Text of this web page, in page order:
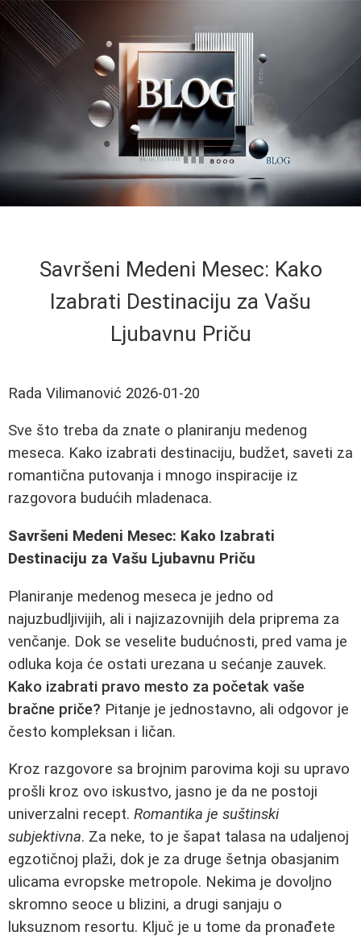
Savršeni Medeni Mesec: Kako
Izabrati Destinaciju za Vašu
Ljubavnu Priču
Rada Vilimanović 2026-01-20
Sve što treba da znate o planiranju medenog
meseca. Kako izabrati destinaciju, budžet, saveti za
romantična putovanja i mnogo inspiracije iz
razgovora budućih mladenaca.
Savršeni Medeni Mesec: Kako Izabrati
Destinaciju za Vašu Ljubavnu Priču
Planiranje medenog meseca je jedno od
najuzbudljivijih, ali i najizazovnijih dela priprema za
venčanje. Dok se veselite budućnosti, pred vama je
odluka koja će ostati urezana u sećanje zauvek.
Kako izabrati pravo mesto za početak vaše
bračne priče? Pitanje je jednostavno, ali odgovor je
često kompleksan i ličan.
Kroz razgovore sa brojnim parovima koji su upravo
prošli kroz ovo iskustvo, jasno je da ne postoji
univerzalni recept. Romantika je suštinski
subjektivna. Za neke, to je šapat talasa na udaljenoj
egzotičnoj plaži, dok je za druge šetnja obasjanim
ulicama evropske metropole. Nekima je dovoljno
skromno seoce u blizini, a drugi sanjaju o
luksuznom resortu. Ključ je u tome da pronađete